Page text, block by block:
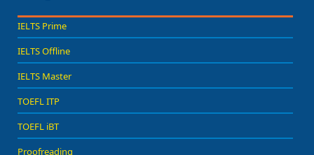
IELTS Prime
IELTS Offline
IELTS Master
TOEFL ITP
TOEFL iBT
Proofreading